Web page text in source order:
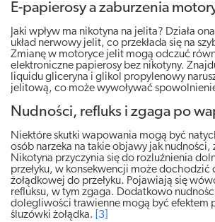
E-papierosy a zaburzenia
Jaki wpływ ma nikotyna na jelita? Działa
układ nerwowy jelit, co przekłada się na
Zmianę w motoryce jelit mogą odczuć
elektroniczne papierosy bez nikotyny.
liquidu gliceryna i glikol propylenowy
jelitową, co może wywoływać
Nudności, refluks i zgaga po
Niektóre skutki wapowania mogą być
osób narzeka na takie objawy jak nudności,
Nikotyna przyczynia się do rozluźnienia
przełyku, w konsekwencji może dochodzić
żołądkowej do przełyku. Pojawiają się
refluksu, w tym zgaga. Dodatkowo
dolegliwości trawienne mogą być efektem
śluzówki żołądka.
[3]